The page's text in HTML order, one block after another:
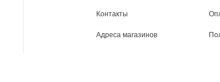
Контакты
Адреса магазинов